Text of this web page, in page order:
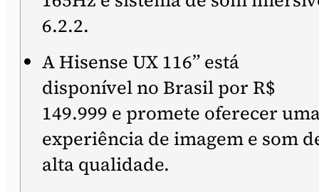
6.2.2.
A Hisense UX 116” está
disponível no Brasil por R$
149.999 e promete oferecer
experiência de imagem e som
alta qualidade.